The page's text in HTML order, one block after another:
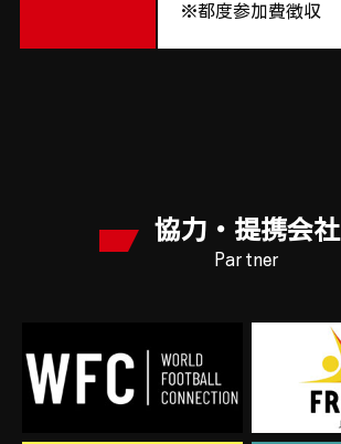
※都度参加費徴収
協力・提携会社
Partner